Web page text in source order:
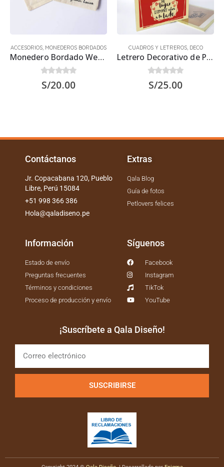
ACCESORIOS MONEDEROS BORDADOS
Monedero Bordado Westie
0out of 5
S/20.00
CUADROS Y LETREROS, DECO
Letrero Decorativo de Perro Bichón Frisé 30×22.5 cms
0out of 5
S/25.00
Contáctanos
Jr. Copacabana 120, Pueblo
Libre, Perú 15084
+51 998 366 386
Hola@qaladiseno.pe
Extras
Qala Blog
Guía de fotos
Petlovers felices
Información
Estado de envío
Preguntas frecuentes
Términos y condiciones
Proceso de producción y envío
Síguenos
Facebook
Instagram
TikTok
YouTube
¡Suscríbete a Qala Diseño!
SUSCRIBIRSE